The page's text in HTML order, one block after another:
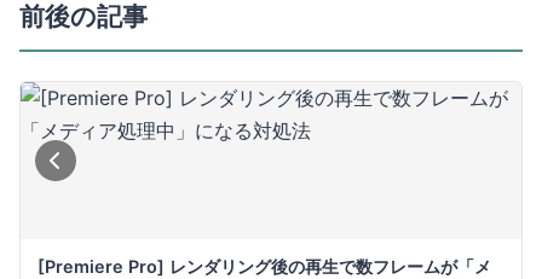
前後の記事
[Premiere Pro] レンダリング後の再生で数フレームが「メ